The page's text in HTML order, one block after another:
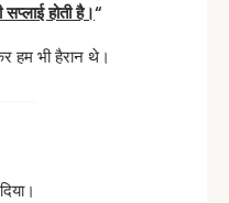
होती है।“
हम भी हैरान थे।